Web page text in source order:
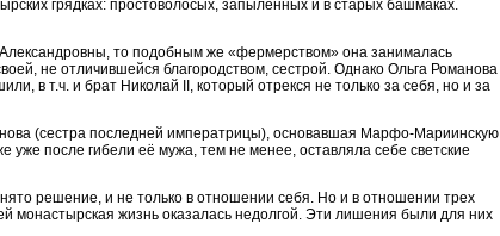
грядках: простоволосых, запыленных и в старых башмаках.
то подобным же «фермерством» она занималась
не отличившейся благородством, сестрой. Однако Ольга Романова
в т.ч. и брат Николай II, который отрекся не только за себя, но и за
(сестра последней императрицы), основавшая Марфо-Мариинскую
после гибели её мужа, тем не менее, оставляла себе светские
решение, и не только в отношении себя. Но и в отношении трех
монастырская жизнь оказалась недолгой. Эти лишения были для них